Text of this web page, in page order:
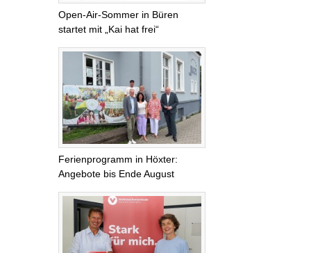
Open-Air-Sommer in Büren
startet mit „Kai hat frei“
Ferienprogramm in Höxter:
Angebote bis Ende August